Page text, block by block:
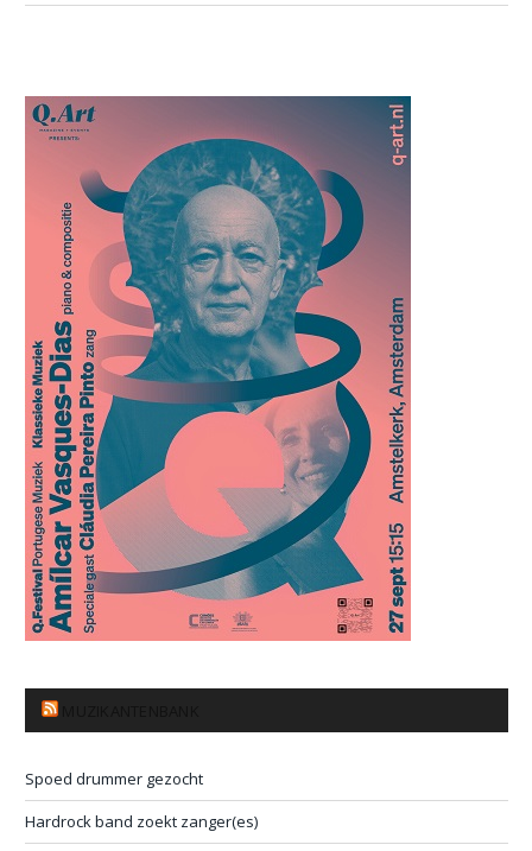
Spoed drummer gezocht
Hardrock band zoekt zanger(es)